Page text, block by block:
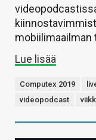
mobiilimaailman
Lue lisää
Computex 2019
videopodcast